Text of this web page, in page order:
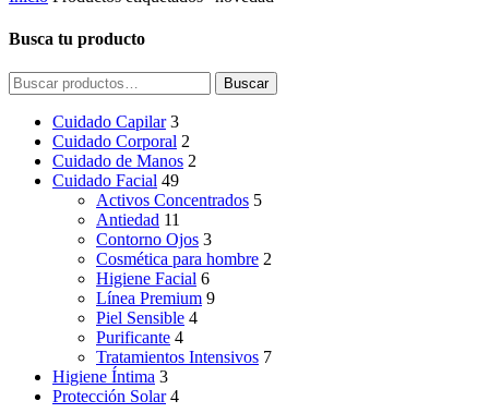
Busca tu producto
Buscar
por:
Buscar
Cuidado Capilar 3
Cuidado Corporal 2
Cuidado de Manos 2
Cuidado Facial 49
Activos Concentrados 5
Antiedad 11
Contorno Ojos 3
Cosmética para hombre 2
Higiene Facial 6
Línea Premium 9
Piel Sensible 4
Purificante 4
Tratamientos Intensivos 7
Higiene Íntima 3
Protección Solar 4